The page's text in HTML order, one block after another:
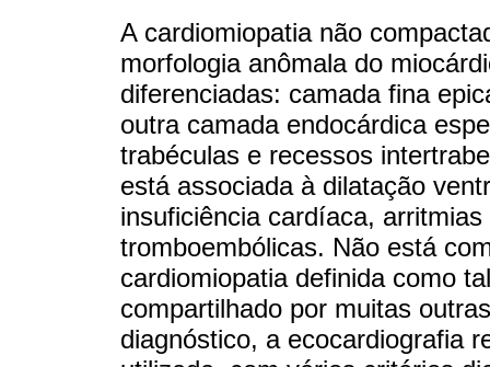
A cardiomiopatia não
morfologia anômala do
diferenciadas: camada fina
outra camada endocárdica
trabéculas e recessos
está associada à dilatação
insuficiência cardíaca,
tromboembólicas. Não está
cardiomiopatia definida como
compartilhado por muitas
diagnóstico, a ecocardiografia